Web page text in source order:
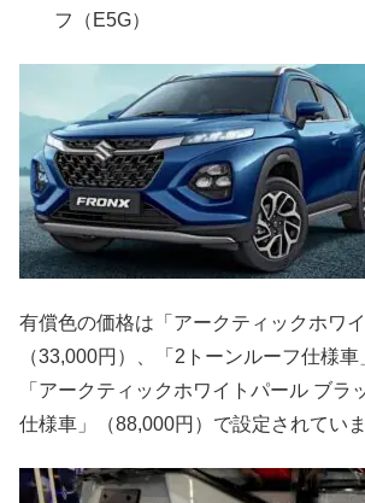
フ（E5G）
有償色の価格は「アークティックホワ
（33,000円）、「2トーンルーフ仕様車
「アークティックホワイトパール ブラ
仕様車」（88,000円）で設定されていま